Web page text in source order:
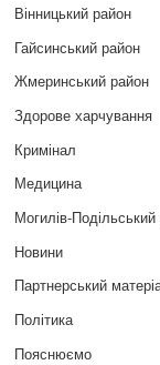
Вінницький район
Гайсинський район
Жмеринський район
Здорове харчування
Кримінал
Медицина
Могилів-
Новини
Партнерський
Політика
Пояснюємо